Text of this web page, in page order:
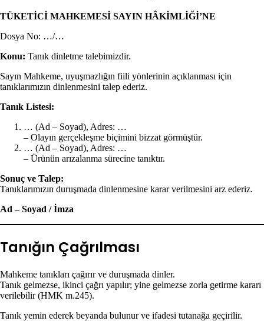
TÜKETİCİ MAHKEMESİ SAYIN HÂKİMLİĞİ’NE
Dosya No: …/…
Konu: Tanık dinletme talebimizdir.
Sayın Mahkeme, uyuşmazlığın fiili yönlerinin açıklanması için
tanıklarımızın dinlenmesini talep ederiz.
Tanık Listesi:
… (Ad – Soyad), Adres: …
– Olayın gerçekleşme biçimini bizzat görmüştür.
… (Ad – Soyad), Adres: …
– Ürünün arızalanma sürecine tanıktır.
Sonuç ve Talep:
Tanıklarımızın duruşmada dinlenmesine karar verilmesini arz ederiz.
Ad – Soyad / İmza
Tanığın Çağrılması
Mahkeme tanıkları çağırır ve duruşmada dinler.
Tanık gelmezse, ikinci çağrı yapılır; yine gelmezse zorla getirme kararı
verilebilir (HMK m.245).
Tanık yemin ederek beyanda bulunur ve ifadesi tutanağa geçirilir.